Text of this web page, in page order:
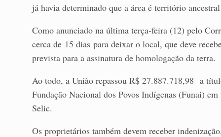
já havia determinado que a área é território
Como anunciado na última terça-feira (12) pelo
cerca de 15 dias para deixar o local, que deve
prevista para a assinatura de homologação da terra.
Ao todo, a União repassou R$ 27.887.718,98 a
Fundação Nacional dos Povos Indígenas (Funai)
Selic.
Os proprietários também devem receber